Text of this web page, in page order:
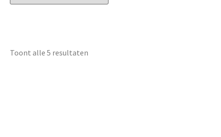
Toont alle 5 resultaten